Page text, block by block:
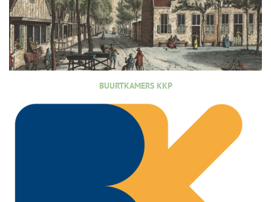
BUURTKAMERS KKP